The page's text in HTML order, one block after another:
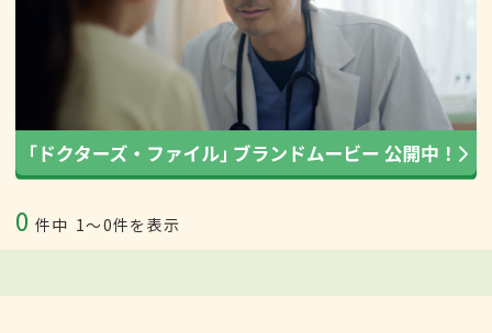
0 件中 1〜0件を表示